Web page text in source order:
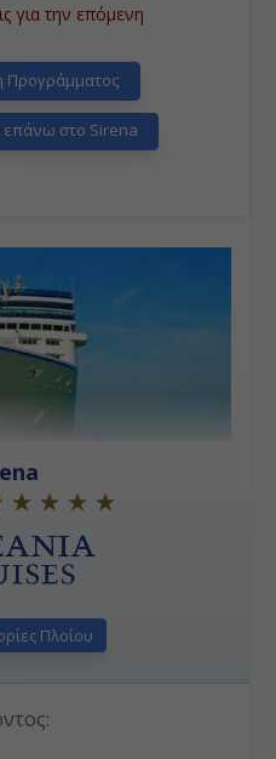
Provence-Alpes-
σε
και 49 χλμ από τη
):Είναι το
μιας αυτόνομης
Πάλμα Ντε Μαγιόρκα είναι
για την επόμενη
Προγράμματος
επάνω στο Sirena
Πλοίου